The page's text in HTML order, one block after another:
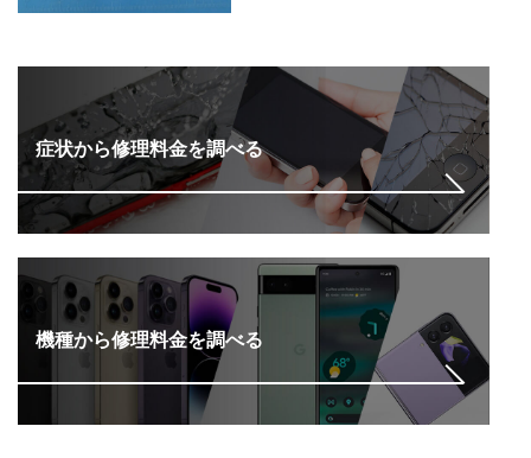
症状から修理料金を調べる
機種から修理料金を調べる